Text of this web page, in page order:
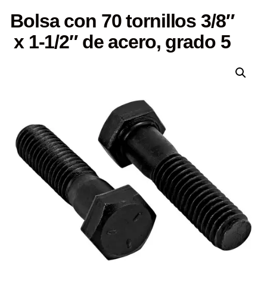
Bolsa con 70 tornillos 3/8″
x 1-1/2″ de acero, grado 5